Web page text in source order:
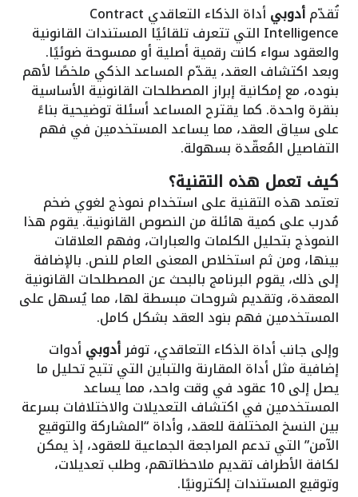
تُقدّمأدوبي أداة الذكاء التعاقدي Contract
Intelligence التي تتعرف تلقائيًا المستندات القانونية
والعقود سواء كانت رقمية أصلية أو ممسوحة ضوئيًا.
وبعد اكتشاف العقد، يقدّم المساعد الذكي ملخصًا لأهم
بنوده، مع إمكانية إبراز المصطلحات القانونية الأساسية
بنقرة واحدة. كما يقترح المساعد أسئلة توضيحية بناءً
على سياق العقد، مما يساعد المستخدمين في فهم
التفاصيل المُعقّدة بسهولة.
كيف تعمل هذه التقنية؟
تعتمد هذه التقنية على استخدام نموذج لغوي ضخم
مُدرب على كمية هائلة من النصوص القانونية. يقوم هذا
النموذج بتحليل الكلمات والعبارات، وفهم العلاقات
بينها، ومن ثم استخلاص المعنى العام للنص. بالإضافة
إلى ذلك، يقوم البرنامج بالبحث عن المصطلحات القانونية
المعقدة، وتقديم شروحات مبسطة لها، مما يُسهل على
المستخدمين فهم بنود العقد بشكل كامل.
وإلى جانب أداة الذكاء التعاقدي، توفرأدوبي أدوات
إضافية مثل أداة المقارنة والتباين التي تتيح تحليل ما
يصل إلى 10 عقود في وقت واحد، مما يساعد
المستخدمين في اكتشاف التعديلات والاختلافات بسرعة
بين النسخ المختلفة للعقد، وأداة “المشاركة والتوقيع
الآمن” التي تدعم المراجعة الجماعية للعقود، إذ يمكن
لكافة الأطراف تقديم ملاحظاتهم، وطلب تعديلات،
وتوقيع المستندات إلكترونيًا.